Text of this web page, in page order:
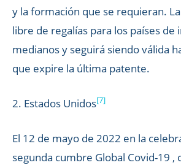
y la formación que se requieran.
libre de regalías para los países de
medianos y seguirá siendo válida
que expire la última patente.
2. Estados Unidos[7]
El 12 de mayo de 2022 en la
segunda cumbre Global Covid-19 ,